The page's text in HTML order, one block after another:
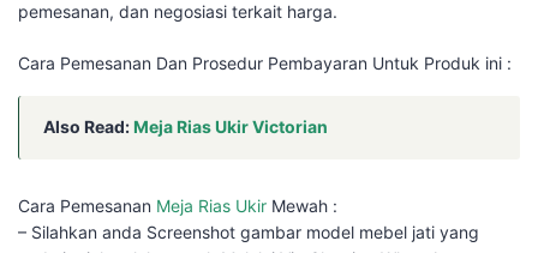
pemesanan, dan negosiasi terkait harga.
Cara Pemesanan Dan Prosedur Pembayaran Untuk Produk ini :
Also Read:Meja Rias Ukir Victorian
Cara Pemesanan Meja Rias Ukir Mewah :
– Silahkan anda Screenshot gambar model mebel jati yang